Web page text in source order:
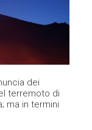
dei
terremoto di
ma in termini